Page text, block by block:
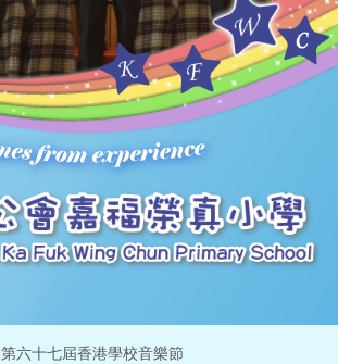
第六十七屆香港學校音樂節